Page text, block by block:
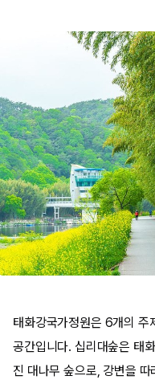
태화강국가정원은 6개의 주
공간입니다. 십리대숲은 태
진 대나무 숲으로, 강변을